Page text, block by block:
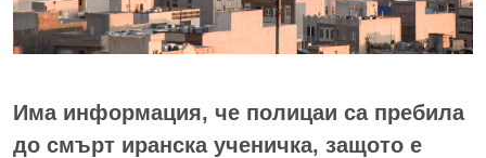
Има информация, че полицаи са пребила
до смърт иранска ученичка, защото е